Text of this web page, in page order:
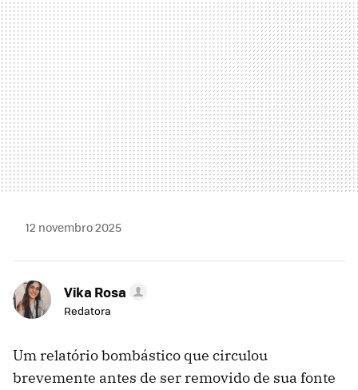
12 novembro 2025
Vika Rosa
Redatora
Um relatório bombástico que circulou
brevemente antes de ser removido de sua fonte